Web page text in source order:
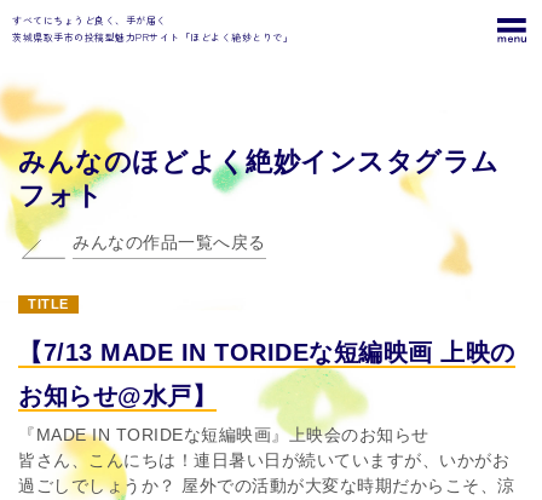
すべてにちょうど良く、手が届く
茨城県取手市の投稿型魅力PRサイト「ほどよく絶妙とりで」
みんなのほどよく絶妙インスタグラム
フォト
みんなの作品一覧へ戻る
TITLE
【7/13 MADE IN TORIDEな短編映画 上映の
お知らせ@水戸】
『MADE IN TORIDEな短編映画』上映会のお知らせ
皆さん、こんにちは！連日暑い日が続いていますが、いかがお
過ごしでしょうか？ 屋外での活動が大変な時期だからこそ、涼